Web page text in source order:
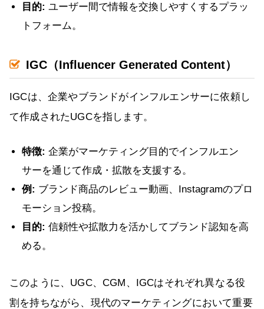
目的: ユーザー間で情報を交換しやすくするプラッ
トフォーム。
IGC（Influencer Generated Content）
IGCは、企業やブランドがインフルエンサーに依頼し
て作成されたUGCを指します。
特徴: 企業がマーケティング目的でインフルエン
サーを通じて作成・拡散を支援する。
例: ブランド商品のレビュー動画、Instagramのプロ
モーション投稿。
目的: 信頼性や拡散力を活かしてブランド認知を高
める。
このように、UGC、CGM、IGCはそれぞれ異なる役
割を持ちながら、現代のマーケティングにおいて重要